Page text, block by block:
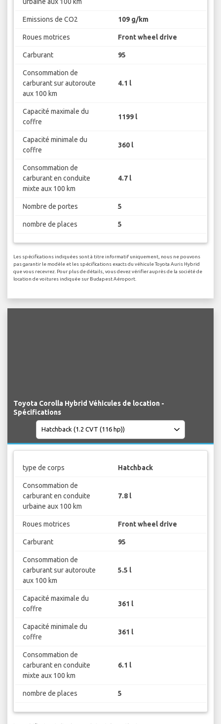
Emissions de CO2 109 g/km
Roues motrices Front wheel drive
Carburant 95
Consommation de
carburant sur autoroute
aux 100 km
4.1 l
Capacité maximale du
coffre
1199 l
Capacité minimale du
coffre
360 l
Consommation de
carburant en conduite
mixte aux 100 km
4.7 l
Nombre de portes 5
nombre de places 5
Les spécifications indiquées sont à titre informatif uniquement, nous ne pouvons
pas garantir le modèle et les spécifications exacts du véhicule Toyota Auris Hybrid
que vous recevrez. Pour plus de détails, vous devez vérifier auprès de la société de
location de voitures indiquée sur Budapest Aéroport.
Toyota Corolla Hybrid Véhicules de location -
Spécifications
type de corps Hatchback
Consommation de
carburant en conduite
urbaine aux 100 km
7.8 l
Roues motrices Front wheel drive
Carburant 95
Consommation de
carburant sur autoroute
aux 100 km
5.5 l
Capacité maximale du
coffre
361 l
Capacité minimale du
coffre
361 l
Consommation de
carburant en conduite
mixte aux 100 km
6.1 l
nombre de places 5